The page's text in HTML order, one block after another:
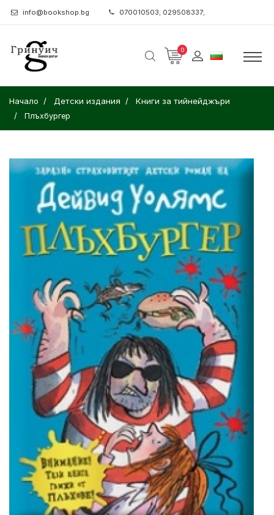
info@bookshop.bg 070010503; 029508337;
0
Начало Детски издания Книги за тийнейджъри
Плъхбургер